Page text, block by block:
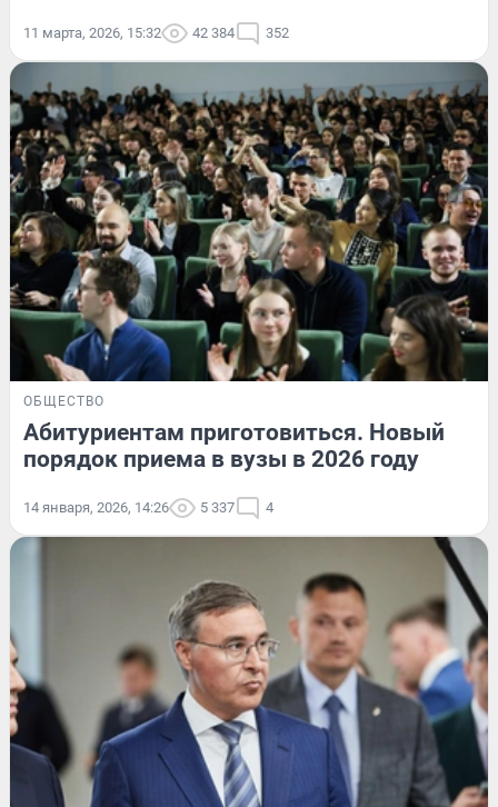
11 марта, 2026, 15:32 42 384 352
ОБЩЕСТВО
Абитуриентам приготовиться. Новый
порядок приема в вузы в 2026 году
14 января, 2026, 14:26 5 337 4